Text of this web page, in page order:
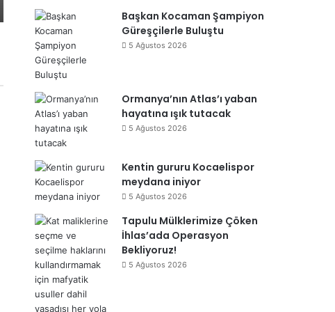
Başkan Kocaman Şampiyon
Güreşçilerle Buluştu
5 Ağustos 2026
Ormanya’nın Atlas’ı yaban
hayatına ışık tutacak
5 Ağustos 2026
Kentin gururu Kocaelispor
meydana iniyor
5 Ağustos 2026
Tapulu Mülklerimize Çöken
İhlas’ada Operasyon
Bekliyoruz!
5 Ağustos 2026